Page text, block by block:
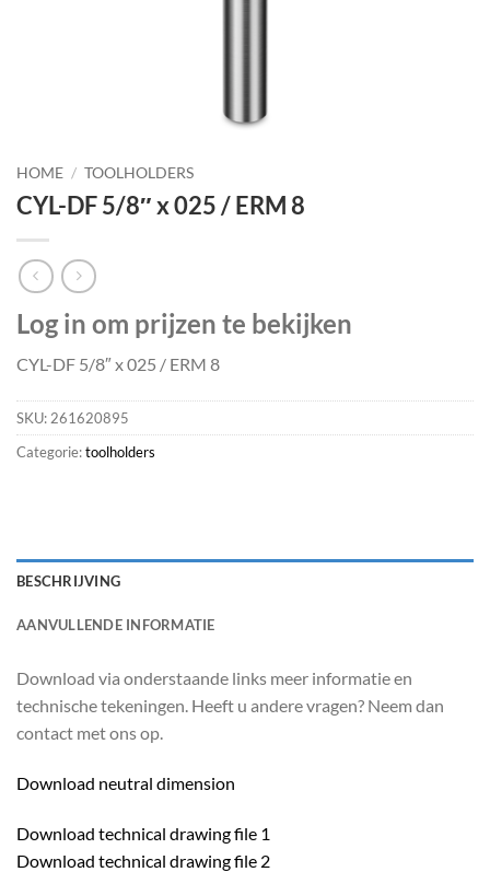
HOME / TOOLHOLDERS
CYL-DF 5/8″ x 025 / ERM 8
Log in om prijzen te bekijken
CYL-DF 5/8″ x 025 / ERM 8
SKU:261620895
Categorie:toolholders
BESCHRIJVING
AANVULLENDE INFORMATIE
Download via onderstaande links meer informatie en
technische tekeningen. Heeft u andere vragen? Neem dan
contact met ons op.
Download neutral dimension
Download technical drawing file 1
Download technical drawing file 2